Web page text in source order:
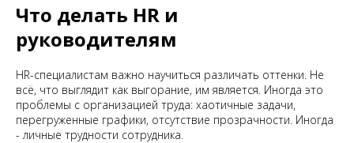
Что делать HR и
руководителям
HR-специалистам важно научиться различать оттенки. Не
всё, что выглядит как выгорание, им является. Иногда это
проблемы с организацией труда: хаотичные задачи,
перегруженные графики, отсутствие прозрачности. Иногда
- личные трудности сотрудника.